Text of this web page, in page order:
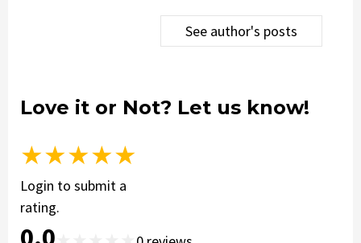
See author's posts
Love it or Not? Let us know!
★★★★★
Login to submit a
rating.